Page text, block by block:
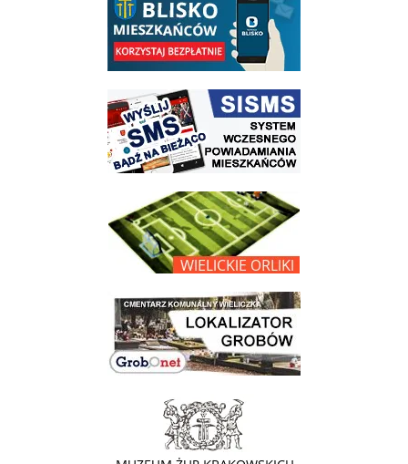
link do strony systemu wczesnego ostrzegania mieszkańców SISMS
link do opisu projektu Wielickie Orliki
link do lokalizatora grobów na wielickim cmentarzu - grobnet
link do strony - Muzeum Żup Krakowskich Wieliczka